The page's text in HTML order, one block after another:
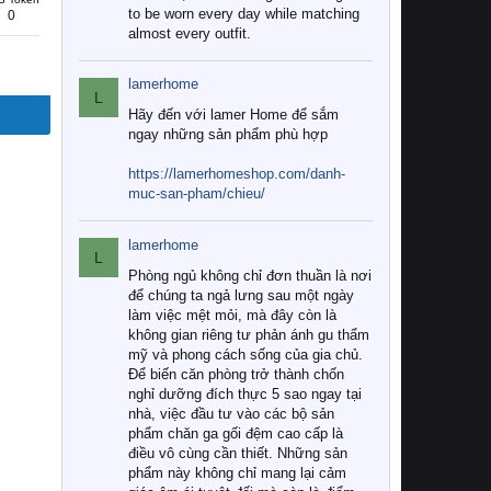
0
to be worn every day while matching
almost every outfit.
L
lamerhome
Hãy đến với lamer Home để sắm
ngay những sản phẩm phù hợp
https://lamerhomeshop.com/danh-
muc-san-pham/chieu/
L
lamerhome
Phòng ngủ không chỉ đơn thuần là nơi
để chúng ta ngả lưng sau một ngày
làm việc mệt mỏi, mà đây còn là
không gian riêng tư phản ánh gu thẩm
mỹ và phong cách sống của gia chủ.
Để biến căn phòng trở thành chốn
nghỉ dưỡng đích thực 5 sao ngay tại
nhà, việc đầu tư vào các bộ sản
phẩm chăn ga gối đệm cao cấp là
điều vô cùng cần thiết. Những sản
phẩm này không chỉ mang lại cảm